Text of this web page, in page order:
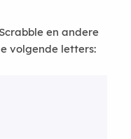
en andere
volgende letters: